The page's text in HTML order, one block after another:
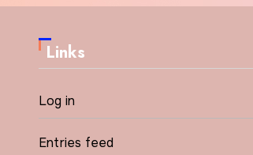
Links
Log in
Entries feed